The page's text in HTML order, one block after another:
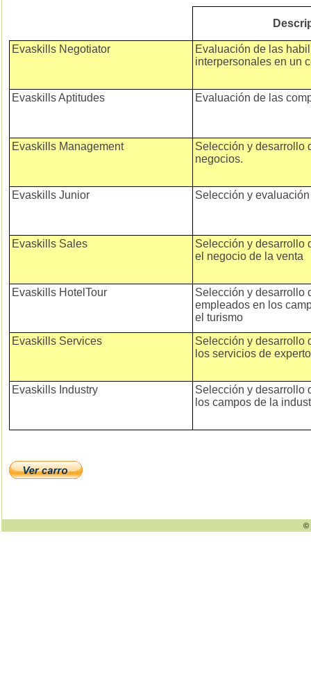
Evaskills Negotiator
Evaluación de las
interpersonales en un
Evaskills Aptitudes Evaluación de las
Evaskills Management
Selección y desarrollo
negocios.
Evaskills Junior Selección y
Evaskills Sales
Selección y desarrollo
el negocio de la venta
Evaskills HotelTour
Selección y desarrollo
empleados en los
el turismo
Evaskills Services
Selección y desarrollo
los servicios de
Evaskills Industry
Selección y desarrollo
los campos de la
©